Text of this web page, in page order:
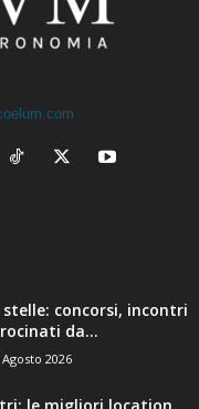
concorsi, incontri
da...
Agosto 2026